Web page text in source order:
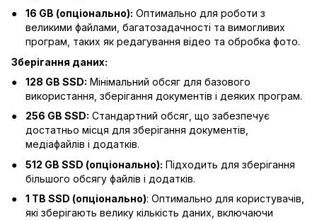
16 GB (опціонально): Оптимально для роботи з
великими файлами, багатозадачності та вимогливих
програм, таких як редагування відео та обробка фото.
Зберігання даних:
128 GB SSD: Мінімальний обсяг для базового
використання, зберігання документів і деяких програм.
256 GB SSD: Стандартний обсяг, що забезпечує
достатньо місця для зберігання документів,
медіафайлів і додатків.
512 GB SSD (опціонально): Підходить для зберігання
більшого обсягу файлів і додатків.
1 TB SSD (опціонально): Оптимально для користувачів,
які зберігають велику кількість даних, включаючи